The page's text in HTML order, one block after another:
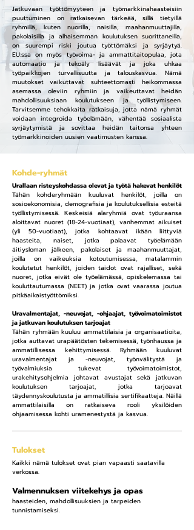
Jatkuvaan työttömyyteen ja työmarkkinahaasteisiin
puuttuminen on ratkaisevan tärkeää, sillä tietyillä
ryhmillä, kuten nuorilla, naisilla, maahanmuuttajilla,
pakolaisilla ja alhaisemman koulutuksen suorittaneilla,
on suurempi riski joutua työttömäksi ja syrjäytyä.
EU:ssa on myös työvoima- ja ammattitaitopulaa, jota
automaatio ja tekoäly lisäävät ja joka uhkaa
työpaikkojen turvallisuutta ja talouskasvua. Nämä
muutokset vaikuttavat suhteettomasti heikommassa
asemassa oleviin ryhmiin ja vaikeuttavat heidän
mahdollisuuksiaan koulutukseen ja työllistymiseen.
Tarvitsemme tehokkaita ratkaisuja, jotta nämä ryhmät
voidaan integroida työelämään, vähentää sosiaalista
syrjäytymistä ja sovittaa heidän taitonsa yhteen
työmarkkinoiden uusien vaatimusten kanssa.
Kohde-ryhmät
Urallaan risteyskohdassa olevat ja työtä hakevat henkilöt
Tähän kohderyhmään kuuluvat henkilöt, joilla on
sosioekonomisia, demografisia ja koulutuksellisia esteitä
työllistymisessä. Keskeisiä alaryhmiä ovat työuraansa
aloittavat nuoret (18-24-vuotiaat), vanhemmat aikuiset
(yli 50-vuotiaat), jotka kohtaavat ikään liittyviä
haasteita, naiset, jotka palaavat työelämään
äitiysloman jälkeen, pakolaiset ja maahanmuuttajat,
joilla on vaikeuksia kotoutumisessa, matalammin
koulutetut henkilöt, joiden taidot ovat rajalliset, sekä
nuoret, jotka eivät ole työelämässä, opiskelemassa tai
kouluttautumassa (NEET) ja jotka ovat vaarassa joutua
pitkäaikaistyöttömiksi.
Uravalmentajat, -neuvojat, -ohjaajat, työvoimatoimistot
ja jatkuvan koulutuksen tarjoajat
Tähän ryhmään kuuluu ammattilaisia ja organisaatioita,
jotka auttavat urapäätösten tekemisessä, työnhaussa ja
ammatillisessa kehittymisessä. Ryhmään kuuluvat
uravalmentajat ja -neuvojat, työnvälitystä ja
työvalmiuksia tukevat työvoimatoimistot,
urakehitysohjelmia johtavat avustajat sekä jatkuvan
koulutuksen tarjoajat, jotka tarjoavat
täydennyskoulutusta ja ammatillisia sertifikaatteja. Näillä
ammattilaisilla on ratkaiseva rooli yksilöiden
ohjaamisessa kohti uramenestystä ja kasvua.
Tulokset
Kaikki nämä tulokset ovat pian vapaasti saatavilla
verkossa.
Valmennuksen viitekehys ja opas
haasteiden, mahdollisuuksien ja tarpeiden
tunnistamiseksi.